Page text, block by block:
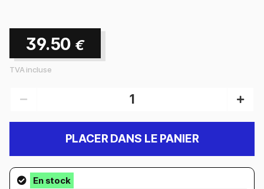
39.50 €
TVA incluse
PLACER DANS LE PANIER